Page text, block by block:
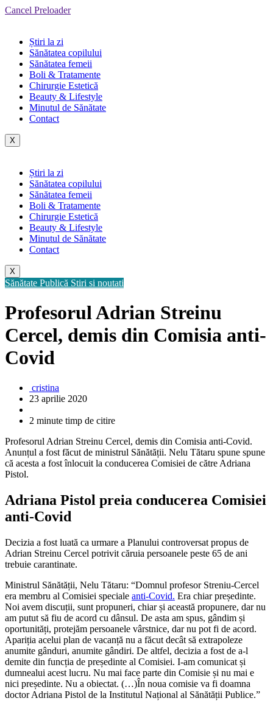
Cancel Preloader
Știri la zi
Sănătatea copilului
Sănătatea femeii
Boli & Tratamente
Chirurgie Estetică
Beauty & Lifestyle
Minutul de Sănătate
Contact
X
Știri la zi
Sănătatea copilului
Sănătatea femeii
Boli & Tratamente
Chirurgie Estetică
Beauty & Lifestyle
Minutul de Sănătate
Contact
X
Sănătate Publică Stiri si noutati
Profesorul Adrian Streinu
Cercel, demis din Comisia anti-
Covid
cristina
23 aprilie 2020
2 minute timp de citire
Profesorul Adrian Streinu Cercel, demis din Comisia anti-Covid.
Anunțul a fost făcut de ministrul Sănătății. Nelu Tătaru spune spune
că acesta a fost înlocuit la conducerea Comisiei de către Adriana
Pistol.
Adriana Pistol preia conducerea Comisiei
anti-Covid
Decizia a fost luată ca urmare a Planului controversat propus de
Adrian Streinu Cercel potrivit căruia persoanele peste 65 de ani
trebuie carantinate.
Ministrul Sănătății, Nelu Tătaru: “Domnul profesor Streniu-Cercel
era membru al Comisiei speciale anti-Covid. Era chiar președinte.
Noi avem discuții, sunt propuneri, chiar și această propunere, dar nu
am putut să fiu de acord cu dânsul. De asta am spus, gândim și
oportunități, protejăm persoanele vârstnice, dar nu pot fi de acord.
Apariția acelui plan de vacanță nu a făcut decât să extrapoleze
anumite gânduri, anumite gândiri. De altfel, decizia a fost de a-l
demite din funcția de președinte al Comisiei. I-am comunicat și
dumnealui acest lucru. Nu mai face parte din Comisie și nu mai e
nici președinte. Nu a obiectat. (…)În noua comisie va fi doamna
doctor Adriana Pistol de la Institutul Național al Sănătății Publice.”